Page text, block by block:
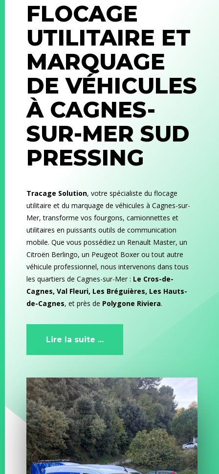
FLOCAGE
UTILITAIRE ET
MARQUAGE
DE VÉHICULES
À CAGNES-
SUR-MER SUD
PRESSING
Tracage Solution, votre spécialiste du flocage
utilitaire et du marquage de véhicules à Cagnes-sur-
Mer, transforme vos fourgons, camionnettes et
utilitaires en puissants outils de communication
mobile. Que vous possédiez un Renault Master, un
Citroën Berlingo, un Peugeot Boxer ou tout autre
véhicule professionnel, nous intervenons dans tous
les quartiers de Cagnes-sur-Mer : Le Cros-de-
Cagnes, Val Fleuri, Les Bréguières, Les Hauts-
de-Cagnes, et près de Polygone Riviera.
Lire la suite ...